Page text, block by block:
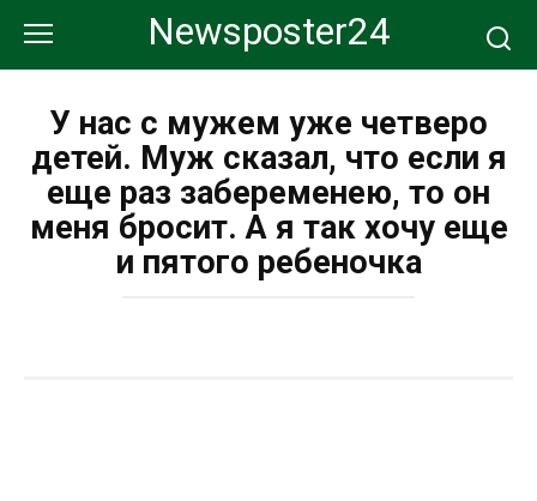
контенту
Newsposter24
У нас с мужем уже четверо
детей. Муж сказал, что если я
еще раз забеременею, то он
меня бросит. А я так хочу еще
и пятого ребеночка